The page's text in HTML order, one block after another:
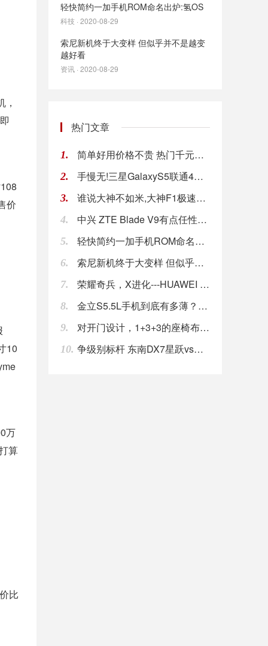
价
10
万
算
比
轻快简约一加手机ROM命名出炉:氢OS
科技 · 2020-08-29
索尼新机终于大变样 但似乎并不是越变
越好看
资讯 · 2020-08-29
热门文章
1. 简单好用价格不贵 热门千元手机推荐
2. 手慢无!三星GalaxyS5联通4G版大降价
3. 谁说大神不如米,大神F1极速版轻体验
4. 中兴 ZTE Blade V9有点任性，要不再
5. 轻快简约一加手机ROM命名出炉:氢OS
6. 索尼新机终于大变样 但似乎并不是越变越好看
7. 荣耀奇兵，X进化---HUAWEI 华为 荣耀
8. 金立S5.5L手机到底有多薄？薄薄薄薄薄薄薄薄
9. 对开门设计，1+3+3的座椅布局，国产版英伦T
10. 争级别标杆 东南DX7星跃vs长安CS75PL